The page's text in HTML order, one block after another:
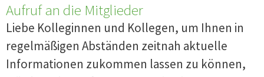
Aufruf an die Mitglieder
Liebe Kolleginnen und Kollegen, um Ihnen in
regelmäßigen Abständen zeitnah aktuelle
Informationen zukommen lassen zu können,